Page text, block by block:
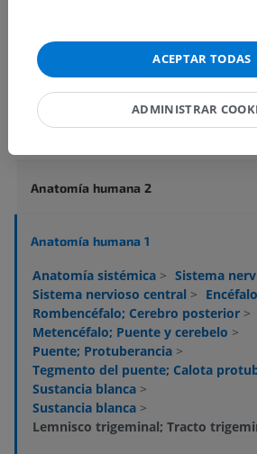
Jerarquía anatómica
Anatomía humana 2
Anatomía humana 1
Anatomía sistémica > Sistema
Sistema nervioso central > Encéfalo
Rombencéfalo; Cerebro posterior >
Metencéfalo; Puente y cerebelo >
Puente; Protuberancia >
Tegmento del puente; Calota
Sustancia blanca >
Sustancia blanca >
Lemnisco trigeminal; Tracto
ACEPTAR TODAS
ADMINISTRAR